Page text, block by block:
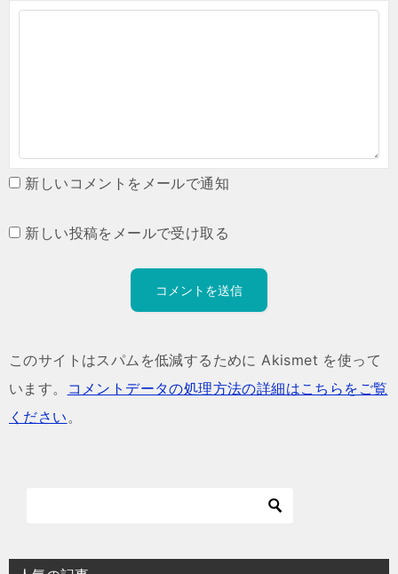
新しいコメントをメールで通知
新しい投稿をメールで受け取る
このサイトはスパムを低減するために Akismet を使って
います。
コメントデータの処理方法の詳細はこちらをご覧
ください。